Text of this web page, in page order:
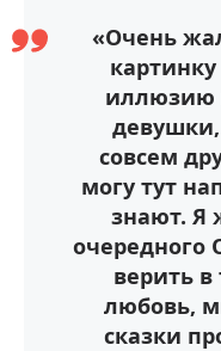
«Очень
иллюзию
девушки,
совсем
могу тут
знают. Я
очередного
верить
любовь,
сказки